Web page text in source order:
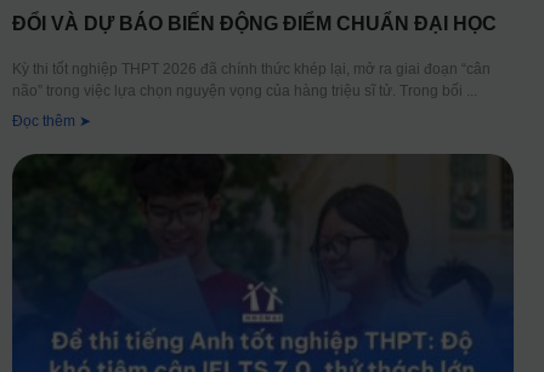
ĐỔI VÀ DỰ BÁO BIẾN ĐỘNG ĐIỂM CHUẨN ĐẠI HỌC
Kỳ thi tốt nghiệp THPT 2026 đã chính thức khép lại, mở ra giai đoạn “cân
não” trong việc lựa chọn nguyện vọng của hàng triệu sĩ tử. Trong bối
Đọc thêm ➤